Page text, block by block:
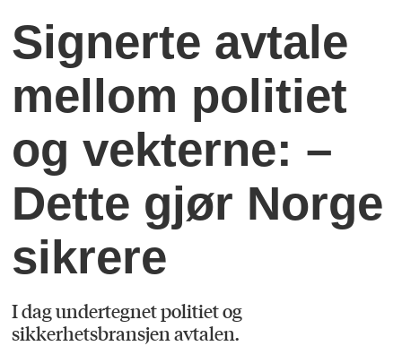
Signerte avtale
mellom politiet
og vekterne: –
Dette gjør Norge
sikrere
I dag undertegnet politiet og
sikkerhetsbransjen avtalen.